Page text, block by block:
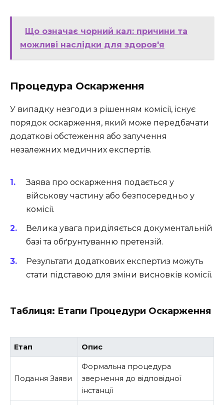
Що означає чорний кал: причини та
можливі наслідки для здоров'я
Процедура Оскарження
У випадку незгоди з рішенням комісії, існує
порядок оскарження, який може передбачати
додаткові обстеження або залучення
незалежних медичних експертів.
Заява про оскарження подається у
військову частину або безпосередньо у
комісії.
Велика увага приділяється документальній
базі та обґрунтуванню претензій.
Результати додаткових експертиз можуть
стати підставою для зміни висновків комісії.
Таблиця: Етапи Процедури Оскарження
Етап Опис
Подання Заяви
Формальна процедура
звернення до відповідної
інстанції